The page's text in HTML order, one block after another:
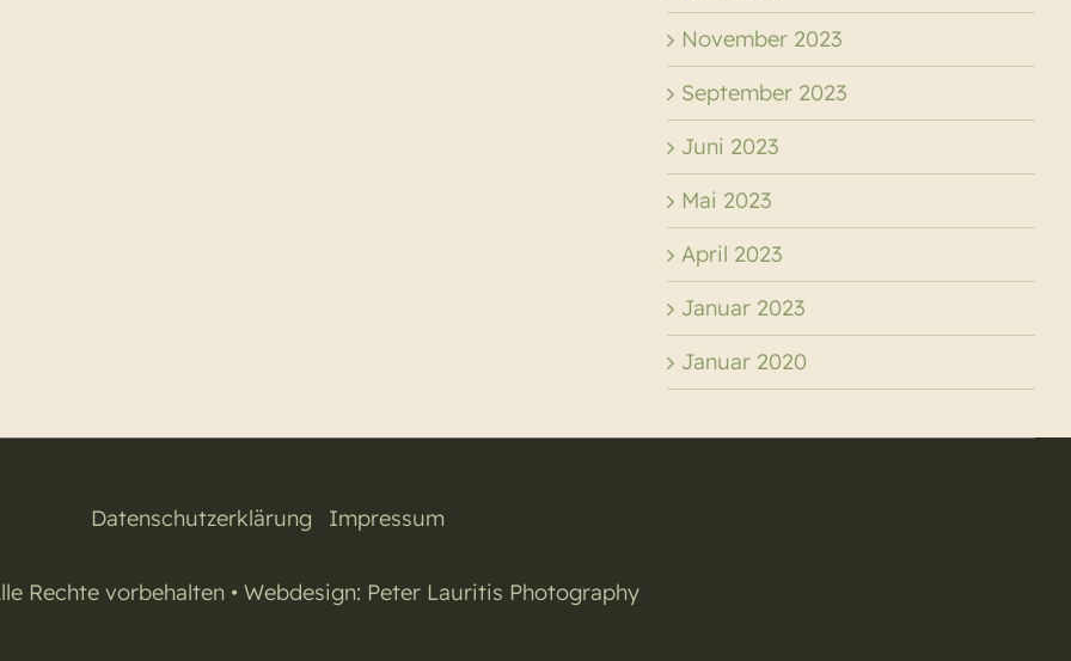
November 2023
September 2023
Juni 2023
Mai 2023
April 2023
Januar 2023
Januar 2020
Datenschutzerklärung Impressum
Rechte vorbehalten • Webdesign: Peter Lauritis Photography